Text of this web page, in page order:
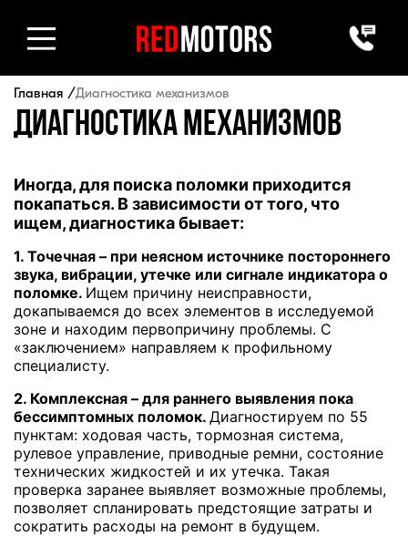
Главная Диагностика механизмов
Диагностика механизмов
Иногда, для поиска поломки приходится
покапаться. В зависимости от того, что
ищем, диагностика бывает:
1. Точечная – при неясном источнике постороннего
звука, вибрации, утечке или сигнале индикатора о
поломке. Ищем причину неисправности,
докапываемся до всех элементов в исследуемой
зоне и находим первопричину проблемы. С
«заключением» направляем к профильному
специалисту.
2. Комплексная – для раннего выявления пока
бессимптомных поломок. Диагностируем по 55
пунктам: ходовая часть, тормозная система,
рулевое управление, приводные ремни, состояние
технических жидкостей и их утечка. Такая
проверка заранее выявляет возможные проблемы,
позволяет спланировать предстоящие затраты и
сократить расходы на ремонт в будущем.